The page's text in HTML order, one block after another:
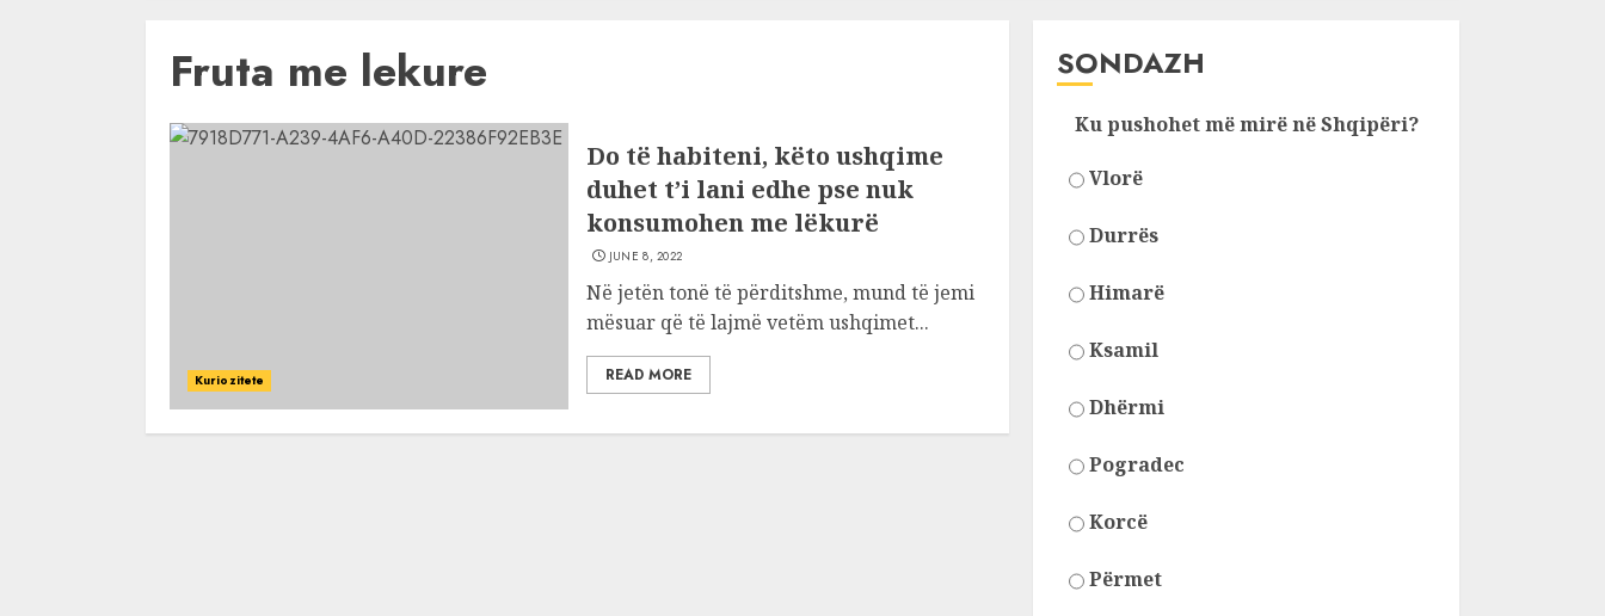
Fruta me lekure
Kuriozitete
Do të habiteni, këto ushqime
duhet t’i lani edhe pse nuk
konsumohen me lëkurë
JUNE 8, 2022
Në jetën tonë të përditshme, mund të jemi
mësuar që të lajmë vetëm ushqimet...
READ MORE
SONDAZH
Ku pushohet më mirë në Shqipëri?
Vlorë
Durrës
Himarë
Ksamil
Dhërmi
Pogradec
Korcë
Përmet